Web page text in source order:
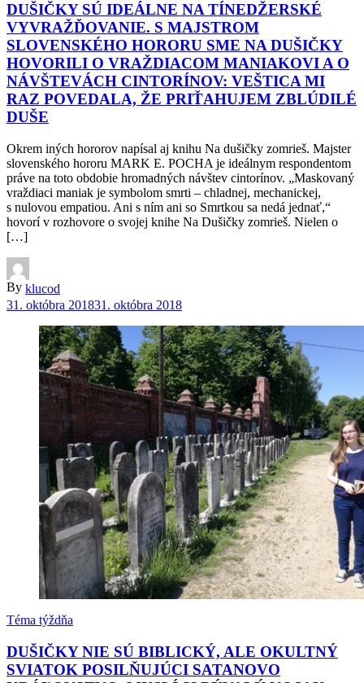
DUŠIČKY SÚ IDEÁLNE NA TÍNEDŽERSKÉ
VYVRAŽĎOVANIE. S MAJSTROM
SLOVENSKÉHO HORORU SME NA DUŠIČKY
HOVORILI O VRAŽDIACOM MANIAKOVI A O
NÁVŠTEVÁCH CINTORÍNOV: VEŠTICA MI
RAZ POVEDALA, ŽE PRIŤAHUJEM ZBLÚDILÉ
DUŠE
Okrem iných hororov napísal aj knihu Na dušičky zomrieš. Majster
slovenského hororu MARK E. POCHA je ideálnym respondentom
práve na toto obdobie hromadných návštev cintorínov. „Maskovaný
vraždiaci maniak je symbolom smrti – chladnej, mechanickej,
s nulovou empatiou. Ani s ním ani so Smrtkou sa nedá jednať,“
hovorí v rozhovore o svojej knihe Na Dušičky zomrieš. Nielen o
[…]
By klucod
31. októbra 201831. októbra 2018
Téma týždňa
DUŠIČKY NIE SÚ BIBLICKÝ, ALE OKULTNÝ
SVIATOK POSILŇUJÚCI SATANOVO